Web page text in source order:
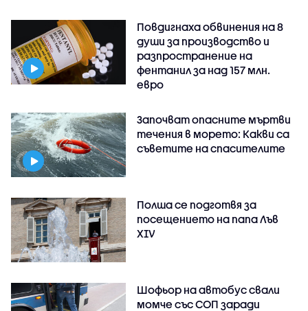
Повдигнаха обвинения на 8
души за производство и
разпространение на
фентанил за над 157 млн.
евро
Започват опасните мъртви
течения в морето: Какви са
съветите на спасителите
Полша се подготвя за
посещението на папа Лъв
XIV
Шофьор на автобус свали
момче със СОП заради